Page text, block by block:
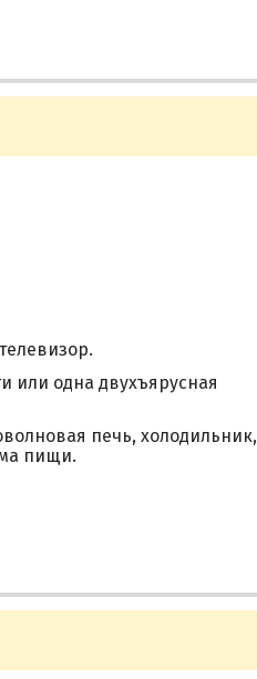
или одна двухъярусная
печь, холодильник,
пищи.